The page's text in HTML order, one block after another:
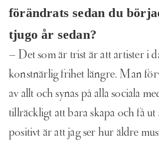
förändrats sedan du
tjugo år sedan?
– Det som är trist är att artister i
konstnärlig frihet längre. Man
av allt och synas på alla sociala
tillräckligt att bara skapa och få
positivt är att jag ser hur äldre